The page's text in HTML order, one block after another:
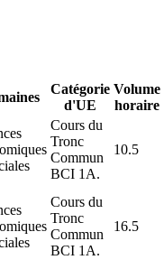
Catégorie
d'UE
Volume
horaire
Cours du
Tronc
Commun
BCI 1A.
10.5
Cours du
Tronc
Commun
BCI 1A.
16.5